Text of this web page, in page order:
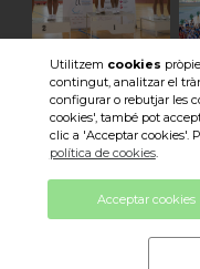
Utilitzem cookies
contingut, analitzar el
configurar o rebutjar les
cookies', també pot
clic a 'Acceptar cookies'.
política de cookies.
Acceptar cookies